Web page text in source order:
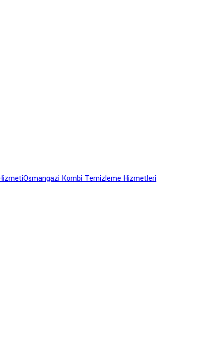
Osmangazi Kombi Temizleme Hizmetleri